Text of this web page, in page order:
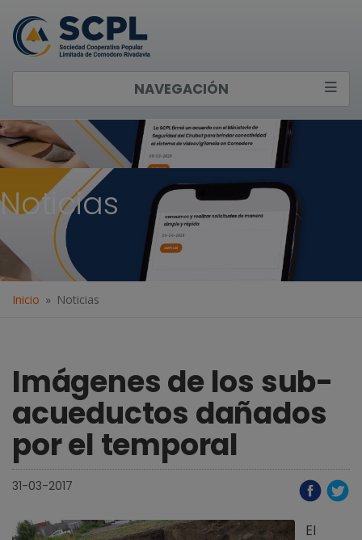
NAVEGACIÓN
Noticias
Inicio Noticias
Imágenes de los sub-
acueductos dañados
por el temporal
31-03-2017
El